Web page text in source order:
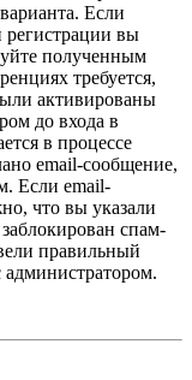
Если
вы
полученным
требуется,
активированы
до входа в
в процессе
email-сообщение,
Если email-
что вы указали
спам-
правильный
администратором.